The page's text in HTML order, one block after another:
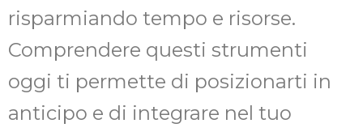
risparmiando tempo e risorse.
Comprendere questi strumenti
oggi ti permette di posizionarti in
anticipo e di integrare nel tuo